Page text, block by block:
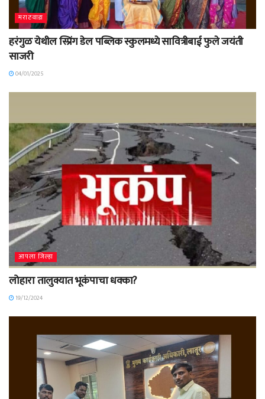
मराठवाडा
हरंगुळ येथील स्प्रिंग डेल पब्लिक स्कुलमध्ये सावित्रीबाई फुले जयंती
साजरी
04/01/2025
आपला जिल्हा
लोहारा तालुक्यात भूकंपाचा धक्का?
19/12/2024